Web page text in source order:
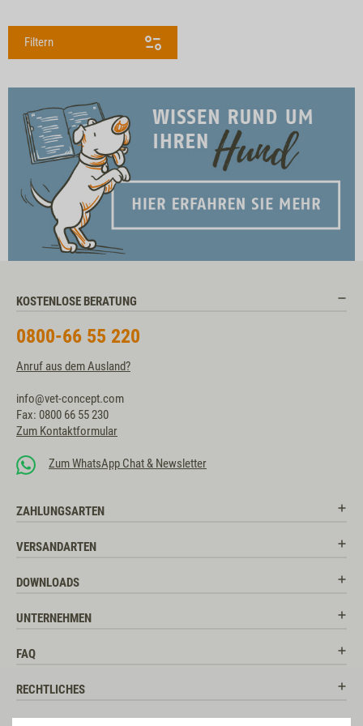
Filtern
KOSTENLOSE BERATUNG
0800-66 55 220
Anruf aus dem Ausland?
info@vet-concept.com
Fax: 0800 66 55 230
Zum Kontaktformular
Zum WhatsApp Chat & Newsletter
ZAHLUNGSARTEN
VERSANDARTEN
DOWNLOADS
UNTERNEHMEN
FAQ
RECHTLICHES